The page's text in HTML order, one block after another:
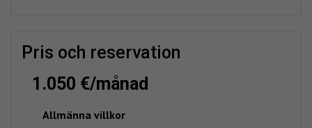
pris och reservation
1.050 €/månad
Allmänna villkor